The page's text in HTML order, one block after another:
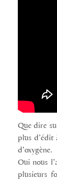
Que dire
plus d’édit
d’oxygène.
Oui nous
plusieurs